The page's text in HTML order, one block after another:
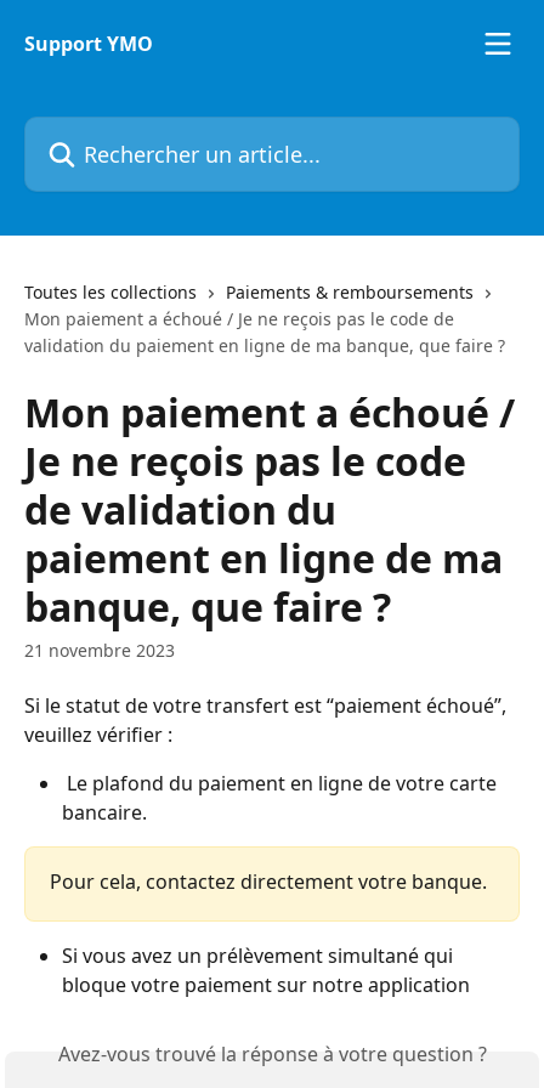
Support YMO
Rechercher un article...
Toutes les collections
Paiements & remboursements
Mon paiement a échoué / Je ne reçois pas le code de
validation du paiement en ligne de ma banque, que faire ?
Mon paiement a échoué /
Je ne reçois pas le code
de validation du
paiement en ligne de ma
banque, que faire ?
21 novembre 2023
Si le statut de votre transfert est “paiement échoué”,
veuillez vérifier :
bancaire.
Pour cela, contactez directement votre banque.
Si vous avez un prélèvement simultané qui
bloque votre paiement sur notre application
Avez-vous trouvé la réponse à votre question ?